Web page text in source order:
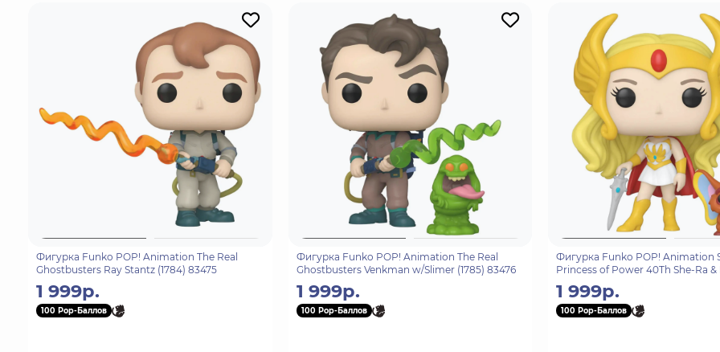
Фигурка Funko POP! Animation The Real
Ghostbusters Ray Stantz​ (1784) 83475
1 999р.
100 Pop-Баллов
Фигурка Funko POP! Animation The Real
Ghostbusters Venkman w/Slimer (1785) 83476
1 999р.
100 Pop-Баллов
Фигурка Funko POP! Animation
Princess of Power 40Th She-Ra &
1 999р.
100 Pop-Баллов